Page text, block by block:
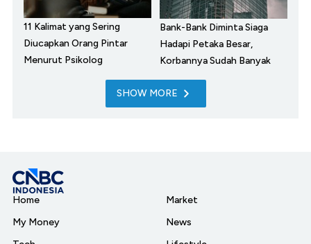
11 Kalimat yang Sering
Diucapkan Orang Pintar
Menurut Psikolog
Bank-Bank Diminta Siaga
Hadapi Petaka Besar,
Korbannya Sudah Banyak
SHOW MORE
Home
My Money
Market
News